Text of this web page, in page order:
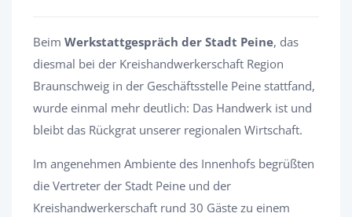
Beim Werkstattgespräch der Stadt Peine, das
diesmal bei der Kreishandwerkerschaft Region
Braunschweig in der Geschäftsstelle Peine stattfand,
wurde einmal mehr deutlich: Das Handwerk ist und
bleibt das Rückgrat unserer regionalen Wirtschaft.
Im angenehmen Ambiente des Innenhofs begrüßten
die Vertreter der Stadt Peine und der
Kreishandwerkerschaft rund 30 Gäste zu einem